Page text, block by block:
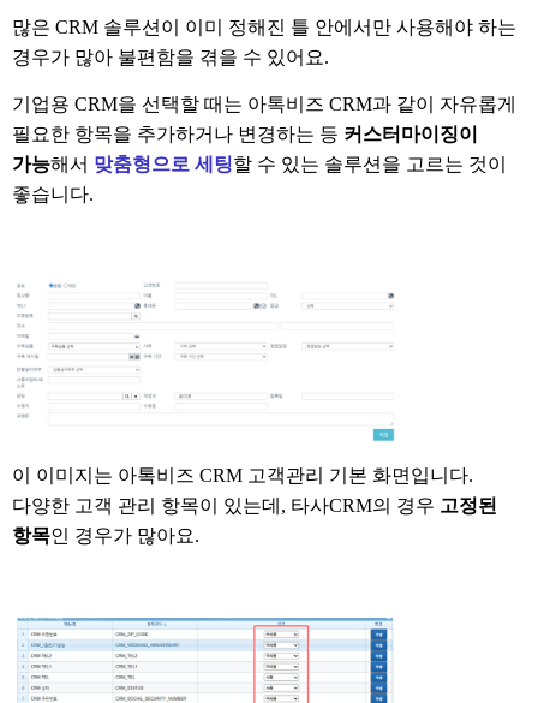
많은 CRM 솔루션이 이미 정해진 틀 안에서만 사용해야 하는
경우가 많아 불편함을 겪을 수 있어요.
기업용 CRM을 선택할 때는 아톡비즈 CRM과 같이
자유롭게
필요한 항목을 추가하거나 변경하는 등 커스터마이징이
가능해서 맞춤형으로 세팅할 수 있는 솔루션을 고르는 것이
좋습니다.
이 이미지는 아톡비즈 CRM 고객관리 기본 화면입니다.
다양한 고객 관리 항목이 있는데, 타사CRM의 경우 고정된
항목인 경우가 많아요.